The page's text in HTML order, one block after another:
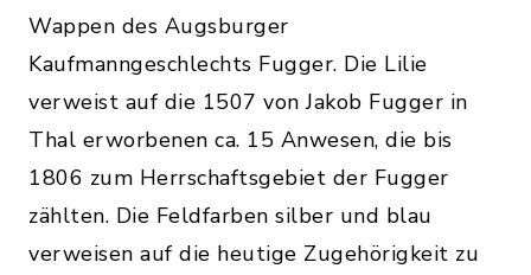
Wappen des Augsburger
Kaufmanngeschlechts Fugger. Die Lilie
verweist auf die 1507 von Jakob Fugger in
Thal erworbenen ca. 15 Anwesen, die bis
1806 zum Herrschaftsgebiet der Fugger
zählten. Die Feldfarben silber und blau
verweisen auf die heutige Zugehörigkeit zu